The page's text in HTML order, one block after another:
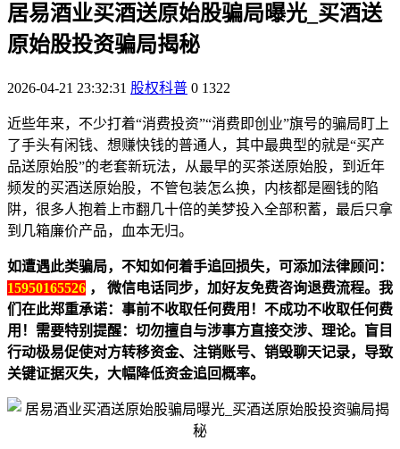
居易酒业买酒送原始股骗局曝光_买酒送
原始股投资骗局揭秘
2026-04-21 23:32:31 股权科普 0 1322
近些年来，不少打着“消费投资”“消费即创业”旗号的骗局盯上
了手头有闲钱、想赚快钱的普通人，其中最典型的就是“买产
品送原始股”的老套新玩法，从最早的买茶送原始股，到近年
频发的买酒送原始股，不管包装怎么换，内核都是圈钱的陷
阱，很多人抱着上市翻几十倍的美梦投入全部积蓄，最后只拿
到几箱廉价产品，血本无归。
如遭遇此类骗局，不知如何着手追回损失，可添加法律顾问：
15950165526 ， 微信电话同步，加好友免费咨询退费流程。我
们在此郑重承诺：事前不收取任何费用！不成功不收取任何费
用！需要特别提醒：切勿擅自与涉事方直接交涉、理论。盲目
行动极易促使对方转移资金、注销账号、销毁聊天记录，导致
关键证据灭失，大幅降低资金追回概率。